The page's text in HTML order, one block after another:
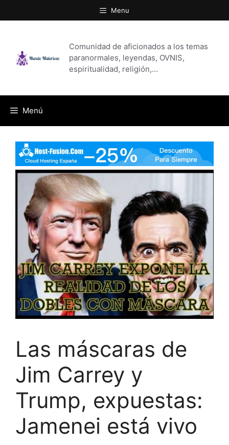
al
Menu
Comunidad de aficionados a los temas
paranormales, leyendas, OVNIS,
espiritualidad, religión,…
Menú
Las máscaras de
Jim Carrey y
Trump, expuestas:
Jamenei está vivo